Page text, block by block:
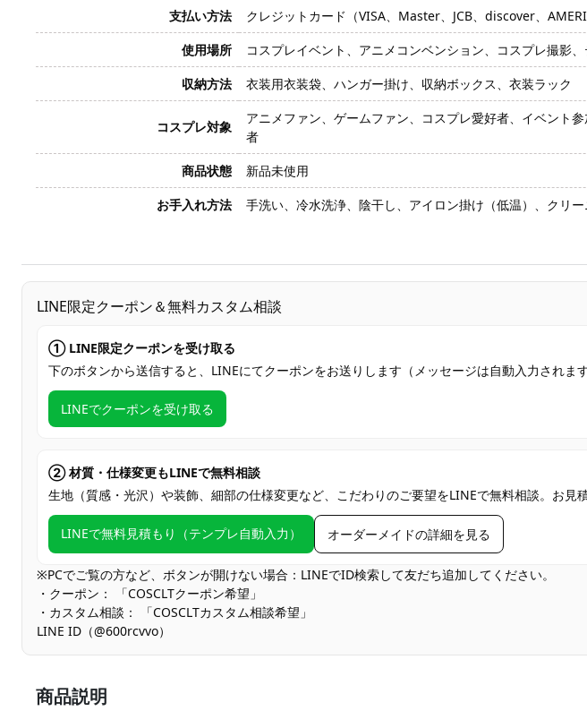
支払い方法
クレジットカード（VISA、Master、JCB、discover、
使用場所
コスプレイベント、アニメコンベンション、コスプレ撮影
収納方法
衣装用衣装袋、ハンガー掛け、収納ボックス、衣装ラック
コスプレ対象
アニメファン、ゲームファン、コスプレ愛好者、イベント
者
商品状態
新品未使用
お手入れ方法
手洗い、冷水洗浄、陰干し、アイロン掛け（低温）、クリ
LINE限定クーポン＆無料カスタム相談
① LINE限定クーポンを受け取る
下のボタンから送信すると、LINEにてクーポンをお送りします（メッセージは自動入力されます
LINEでクーポンを受け取る
② 材質・仕様変更もLINEで無料相談
生地（質感・光沢）や装飾、細部の仕様変更など、こだわりのご要望をLINEで無料相談。お見
LINEで無料見積もり（テンプレ自動入力） オーダーメイドの詳細を見る
※PCでご覧の方など、ボタンが開けない場合：LINEでID検索して友だち追加してください。
・クーポン： 「COSCLTクーポン希望」
・カスタム相談： 「COSCLTカスタム相談希望」
LINE ID（@600rcvvo）
商品説明